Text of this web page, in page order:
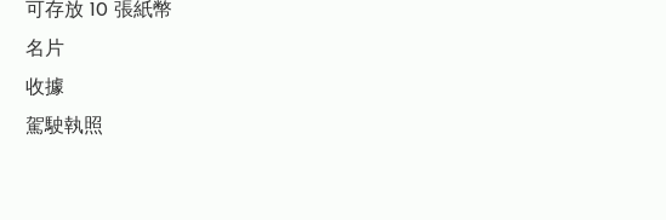
可存放 10 張紙幣
名片
收據
駕駛執照